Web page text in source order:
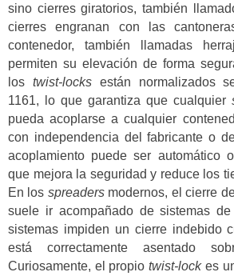
sino cierres giratorios, también
cierres engranan con las
contenedor, también llamadas
permiten su elevación de forma
los twist-locksestán normalizados
1161, lo que garantiza que cualquier
pueda acoplarse a cualquier
con independencia del fabricante o
acoplamiento puede ser automático
que mejora la seguridad y reduce los
En los spreadersmodernos, el cierre
suele ir acompañado de sistemas
sistemas impiden un cierre indebido
está correctamente asentado
Curiosamente, el propiotwist-lockes